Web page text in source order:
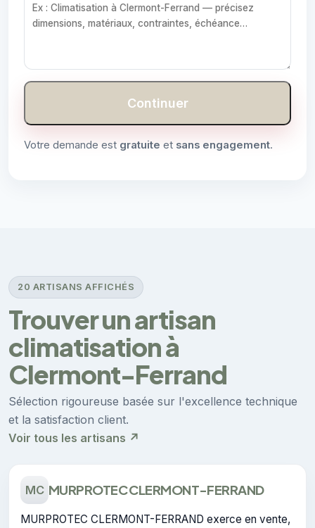
Continuer
Votre demande est gratuite et sans engagement.
20 ARTISANS AFFICHÉS
Trouver un artisan
climatisation à
Clermont-Ferrand
Sélection rigoureuse basée sur l'excellence technique
et la satisfaction client.
Voir tous les artisans ↗
MC MURPROTEC CLERMONT-FERRAND
MURPROTEC CLERMONT-FERRAND exerce en vente,